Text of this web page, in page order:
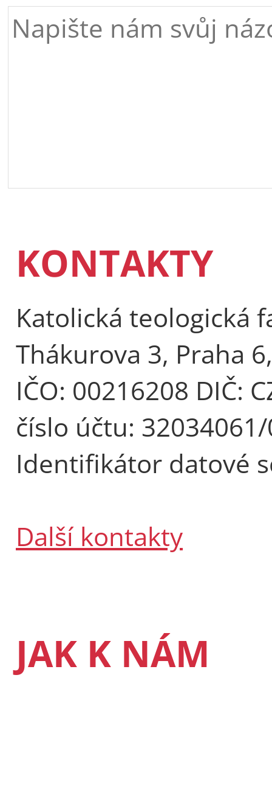
KONTAKTY
Katolická teologická
Thákurova 3, Praha
IČO: 00216208 DIČ:
číslo účtu:
Identifikátor datové
Další kontakty
JAK K NÁM